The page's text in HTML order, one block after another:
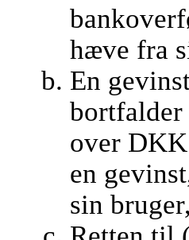
hæve fra
En
bortfalder
over
en
sin